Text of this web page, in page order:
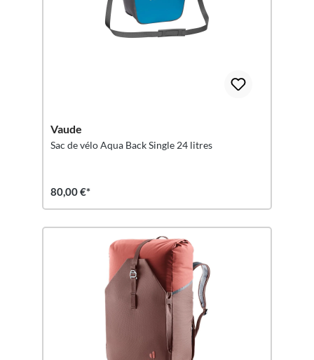
Vaude
Sac de vélo Aqua Back Single 24 litres
80,00 €*